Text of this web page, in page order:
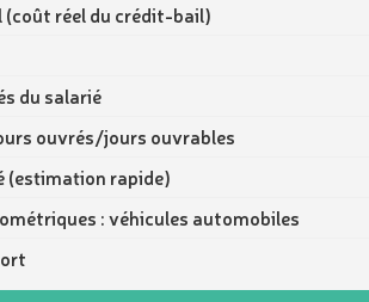
(coût réel du crédit-bail)
du salarié
ouvrés/jours ouvrables
(estimation rapide)
: véhicules automobiles